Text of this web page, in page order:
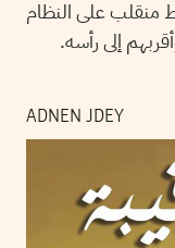
منقلب على النظام
ADNEN JDEY